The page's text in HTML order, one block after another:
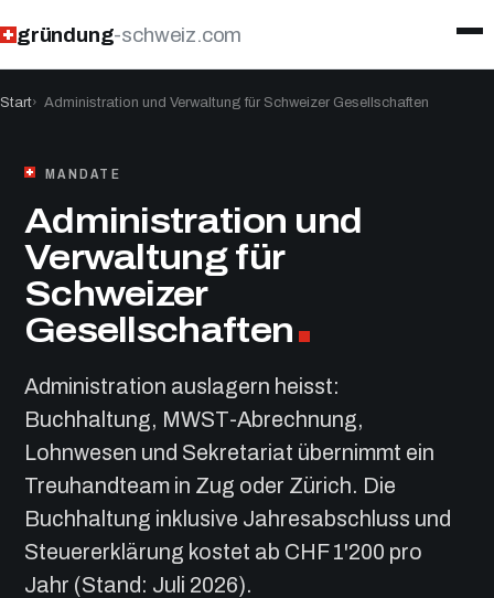
gründung-schweiz.com
Start Administration und Verwaltung für Schweizer Gesellschaften
MANDATE
Administration und
Verwaltung für
Schweizer
Gesellschaften
Administration auslagern heisst:
Buchhaltung, MWST-Abrechnung,
Lohnwesen und Sekretariat übernimmt ein
Treuhandteam in Zug oder Zürich. Die
Buchhaltung inklusive Jahresabschluss und
Steuererklärung kostet ab CHF 1'200 pro
Jahr (Stand: Juli 2026).